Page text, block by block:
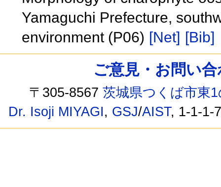
Yamaguchi Prefecture,
environment (P06) [Net] [Bib]
ご意見・お問い
〒305-8567茨城県つくば市東
Dr. Isoji MIYAGI, GSJ/AIST, 1-1-1-